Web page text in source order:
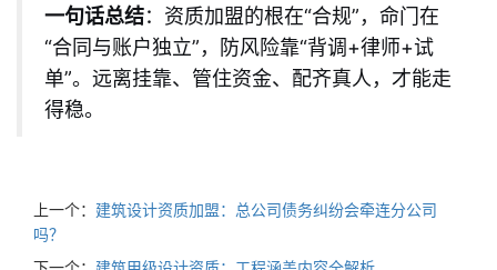
一句话总结：资质加盟的根在“合规”，命门在
“合同与账户独立”，防风险靠“背调+律师+试
单”。远离挂靠、管住资金、配齐真人，才能走
得稳。
上一个： 建筑设计资质加盟：总公司债务纠纷会牵连分公司
吗？